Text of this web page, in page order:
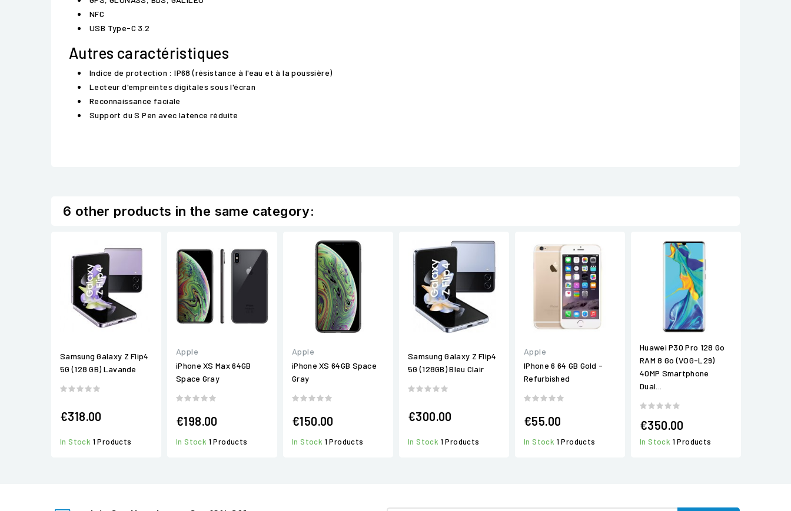
NFC
USB Type-C 3.2
Autres caractéristiques
Indice de protection : IP68 (résistance à l'eau et à la poussière)
Lecteur d'empreintes digitales sous l'écran
Reconnaissance faciale
Support du S Pen avec latence réduite
6 other products in the same category:
Samsung Galaxy Z Flip4
5G (128 GB) Lavande
€318.00
In Stock 1 Products
Apple
iPhone XS Max 64GB
Space Gray
€198.00
In Stock 1 Products
Apple
iPhone XS 64GB Space
Gray
€150.00
In Stock 1 Products
Samsung Galaxy Z Flip4
5G (128GB) Bleu Clair
€300.00
In Stock 1 Products
Apple
IPhone 6 64 GB Gold -
Refurbished
€55.00
In Stock 1 Products
Huawei P30 Pro 128 Go
RAM 8 Go (VOG-L29)
40MP Smartphone
Dual...
€350.00
In Stock 1 Products